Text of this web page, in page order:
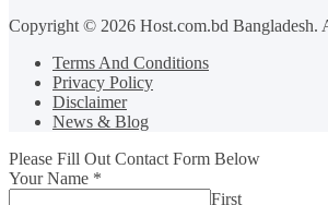
Copyright © 2026 Host.com.bd Bangladesh.
Terms And Conditions
Privacy Policy
Disclaimer
News & Blog
Please Fill Out Contact Form Below
Your Name *
First